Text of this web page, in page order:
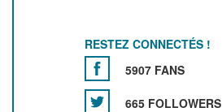
RESTEZ CONNECTÉS !
5907 FANS
665 FOLLOWERS